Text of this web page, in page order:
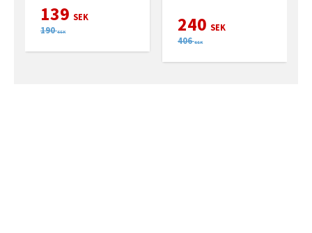
139 SEK
190 SEK 240 SEK
406 SEK